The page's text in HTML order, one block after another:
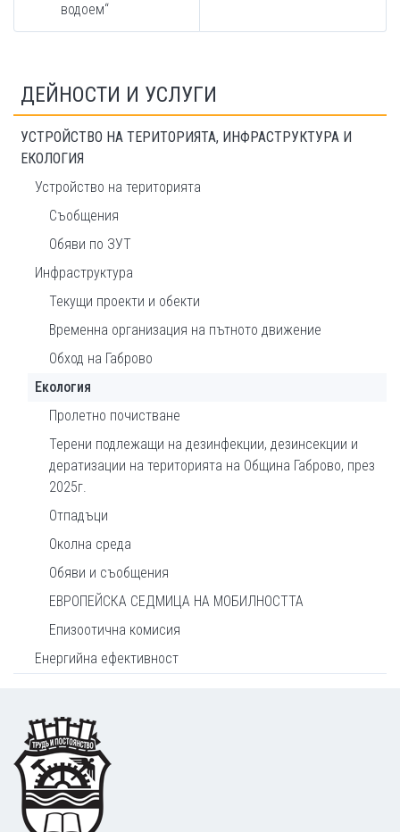
водоем“
ДЕЙНОСТИ И УСЛУГИ
УСТРОЙСТВО НА ТЕРИТОРИЯТА, ИНФРАСТРУКТУРА И
ЕКОЛОГИЯ
Устройство на територията
Съобщения
Обяви по ЗУТ
Инфраструктура
Текущи проекти и обекти
Временна организация на пътното движение
Обход на Габрово
Екология
Пролетно почистване
Терени подлежащи на дезинфекции, дезинсекции и
дератизации на територията на Община Габрово, през
2025г.
Отпадъци
Околна среда
Обяви и съобщения
ЕВРОПЕЙСКА СЕДМИЦА НА МОБИЛНОСТТА
Епизоотична комисия
Енергийна ефективност
Footer